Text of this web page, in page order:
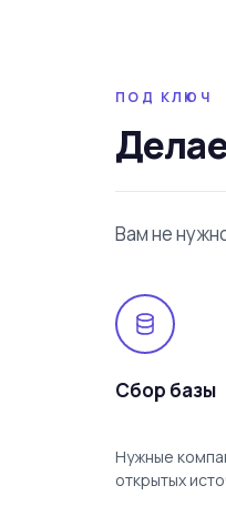
ПОД КЛЮЧ
Вам не
Сбор базы
Нужные
открытых